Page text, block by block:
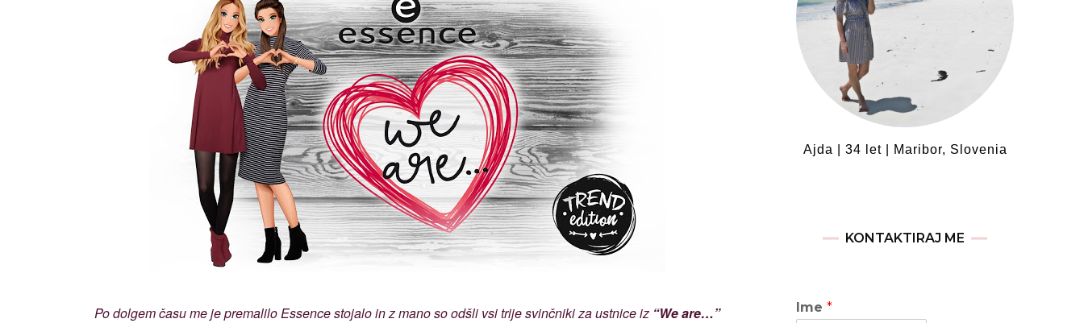
–
Contouring
Lipliners
Po dolgem času me je premalilo Essence stojalo in z mano so odšli vsi trije svinčniki za ustnice iz “We are…”
Ajda | 34 let | Maribor, Slovenia
KONTAKTIRAJ ME
Ime *